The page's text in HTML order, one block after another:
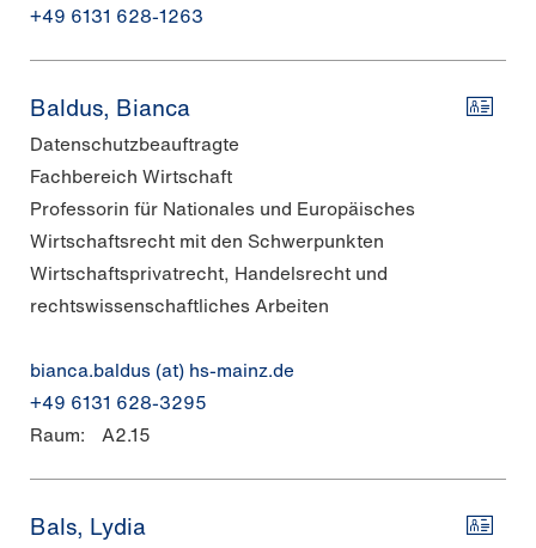
+49 6131 628-1263
Baldus, Bianca
Datenschutzbeauftragte
Fachbereich Wirtschaft
Professorin für Nationales und Europäisches
Wirtschaftsrecht mit den Schwerpunkten
Wirtschaftsprivatrecht, Handelsrecht und
rechtswissenschaftliches Arbeiten
bianca.baldus (at) hs-mainz.de
+49 6131 628-3295
Raum:
A2.15
Bals, Lydia